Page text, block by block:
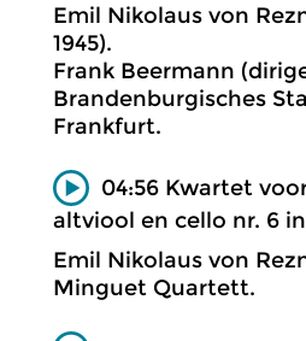
Emil Nikolaus von
1945).
Frank Beermann
Brandenburgisches
Frankfurt.
04:56 Kwartet
altviool en cello nr. 6 in
Emil Nikolaus von
Minguet Quartett.